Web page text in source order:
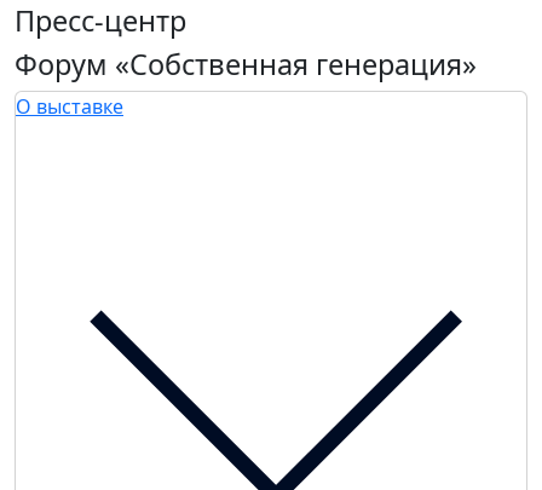
Пресс-центр
Форум «Собственная генерация»
О выставке